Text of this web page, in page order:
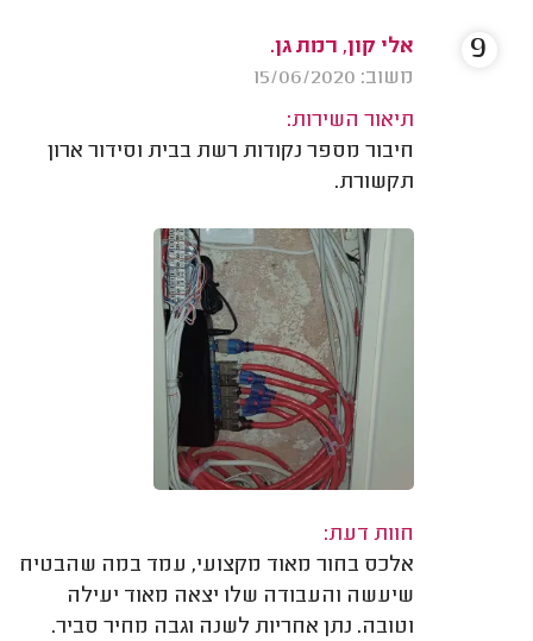
אלי קון, רמת גן.
משוב: 15/06/2020
תיאור השירות:
חיבור מספר נקודות רשת בבית וסידור ארון
תקשורת.
חוות דעת:
אלכס בחור מאוד מקצועי, עמד במה שהבטיח
שיעשה והעבודה שלו יצאה מאוד יעילה
וטובה. נתן אחריות לשנה וגבה מחיר סביר.
9